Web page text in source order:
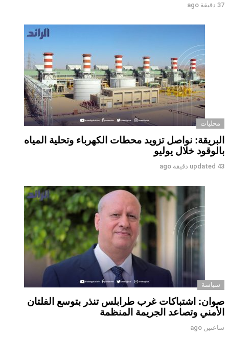
37 دقيقة ago
محليات
البريقة: نواصل تزويد محطات الكهرباء وتحلية المياه
بالوقود خلال يوليو
updated 43 دقيقة ago
سياسة
صوان: اشتباكات غرب طرابلس تنذر بتوسع الفلتان
الأمني وتصاعد الجريمة المنظمة
ساعتين ago